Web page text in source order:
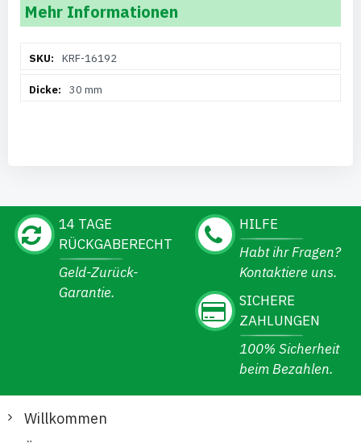
Mehr Informationen
InformationenKRF-16192
30 mm
14 TAGE
RÜCKGABERECHT
Geld-Zurück-
Garantie.
HILFE
Habt ihr Fragen?
Kontaktiere uns.
SICHERE
ZAHLUNGEN
100% Sicherheit
beim Bezahlen.
Willkommen